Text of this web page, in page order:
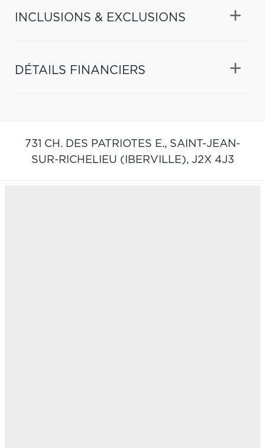
INCLUSIONS & EXCLUSIONS
DÉTAILS FINANCIERS
731 CH. DES PATRIOTES E., SAINT-JEAN-
SUR-RICHELIEU (IBERVILLE), J2X 4J3